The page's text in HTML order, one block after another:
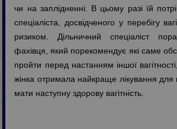
чи на заплідненні. В цьому разі їй
спеціаліста, досвідченого у перебігу
ризиком. Дільничний спеціаліст
фахівця, який порекомендує які саме
пройти перед настанням іншої
жінка отримала найкраще лікування для
мати наступну здорову вагітність.